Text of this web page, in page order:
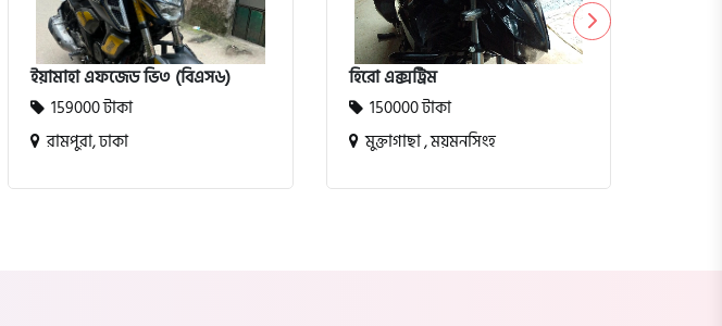
ইয়ামাহা এফজেড ভি৩ (বিএস৬)
159000 টাকা
রামপুরা, ঢাকা
হিরো এক্সট্রিম
150000 টাকা
মুক্তাগাছা , ময়মনসিংহ